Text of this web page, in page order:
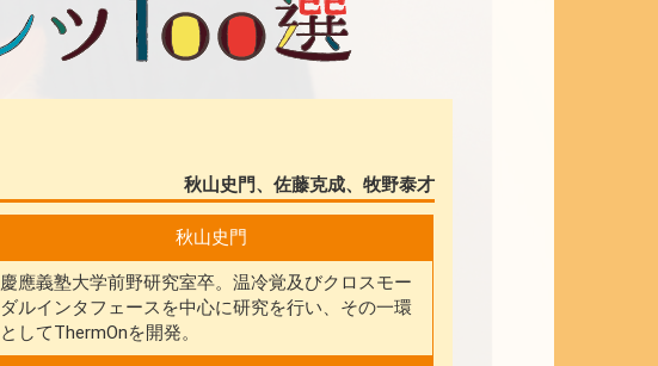
秋山史門、佐藤克成、牧野泰才
秋山史門
慶應義塾大学前野研究室卒。温冷覚及びクロスモー
ダルインタフェースを中心に研究を行い、その一環
としてThermOnを開発。